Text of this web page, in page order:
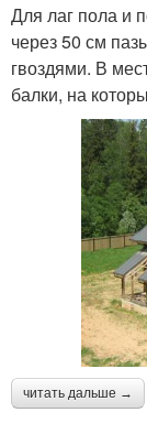
Для лаг пола и
через 50 см
гвоздями. В
балки, на
читать дальше →